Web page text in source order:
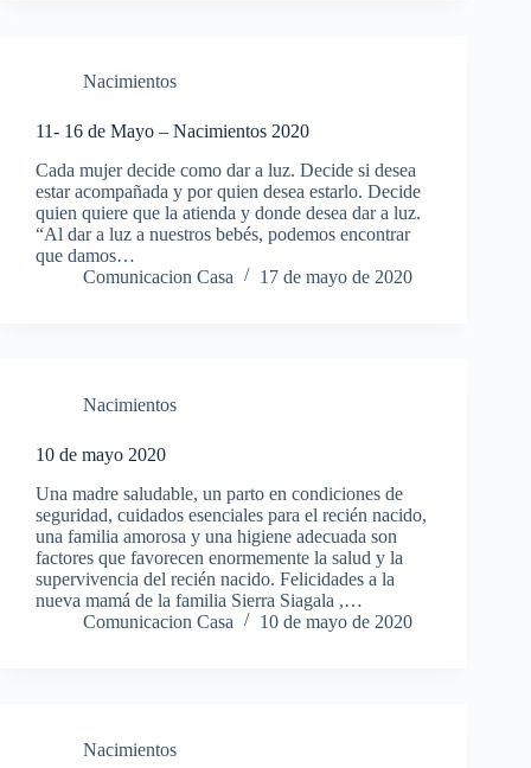
Nacimientos
11- 16 de Mayo – Nacimientos 2020
Cada mujer decide como dar a luz. Decide si desea
estar acompañada y por quien desea estarlo. Decide
quien quiere que la atienda y donde desea dar a luz.
“Al dar a luz a nuestros bebés, podemos encontrar
que damos…
Comunicacion Casa
17 de mayo de 2020
Nacimientos
10 de mayo 2020
Una madre saludable, un parto en condiciones de
seguridad, cuidados esenciales para el recién nacido,
una familia amorosa y una higiene adecuada son
factores que favorecen enormemente la salud y la
supervivencia del recién nacido. Felicidades a la
nueva mamá de la familia Sierra Siagala ,…
Comunicacion Casa
10 de mayo de 2020
Nacimientos